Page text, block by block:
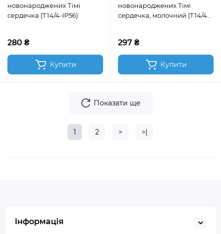
новонароджених Тімі
сердечка (Т14/4-ІР56)
280 ₴
Купити
новонароджених Тімі
сердечка, молочний (Т14/4
297 ₴
Купити
Показати ще
1 2 > >|
Інформація